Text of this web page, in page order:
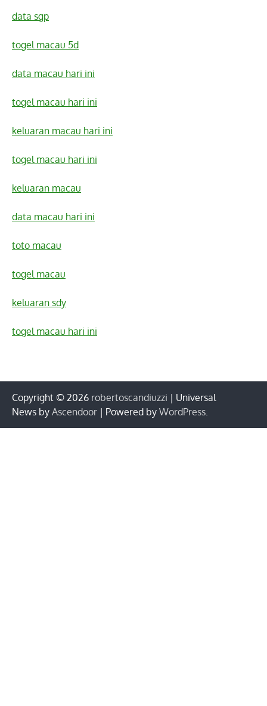
data sgp
togel macau 5d
data macau hari ini
togel macau hari ini
keluaran macau hari ini
togel macau hari ini
keluaran macau
data macau hari ini
toto macau
togel macau
keluaran sdy
togel macau hari ini
Copyright © 2026 robertoscandiuzzi | Universal
News by Ascendoor | Powered by WordPress